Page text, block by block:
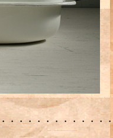
・・・・・・・・・・